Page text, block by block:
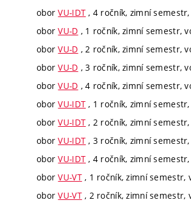
oborVU-IDT , 4 ročník, zimní
oborVU-D , 1 ročník, zimní semestr,
oborVU-D , 2 ročník, zimní semestr,
oborVU-D , 3 ročník, zimní semestr,
oborVU-D , 4 ročník, zimní semestr,
oborVU-IDT , 1 ročník, zimní
oborVU-IDT , 2 ročník, zimní
oborVU-IDT , 3 ročník, zimní
oborVU-IDT , 4 ročník, zimní
oborVU-VT, 1 ročník, zimní semestr,
oborVU-VT, 2 ročník, zimní semestr,